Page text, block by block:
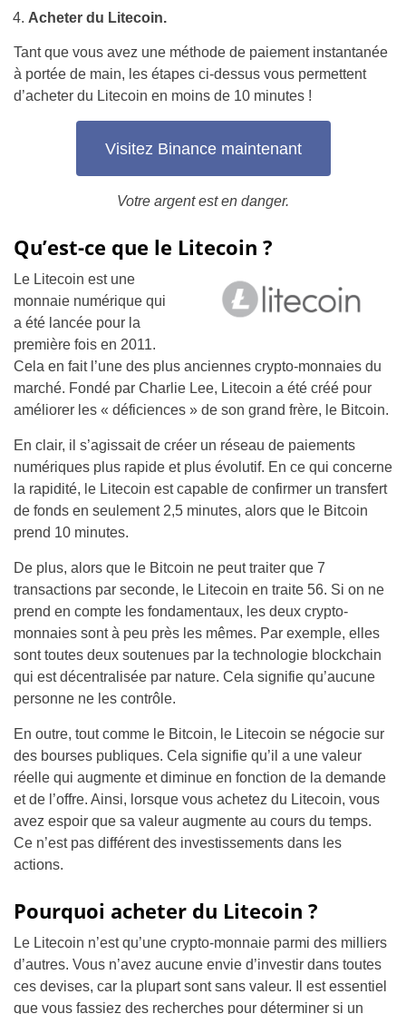
Acheter du Litecoin.
Tant que vous avez une méthode de paiement instantanée
à portée de main, les étapes ci-dessus vous permettent
d’acheter du Litecoin en moins de 10 minutes !
Visitez Binance maintenant
Votre argent est en danger.
Qu’est-ce que le Litecoin ?
Le Litecoin est une
monnaie numérique qui
a été lancée pour la
première fois en 2011.
Cela en fait l’une des plus anciennes crypto-monnaies du
marché. Fondé par Charlie Lee, Litecoin a été créé pour
améliorer les « déficiences » de son grand frère, le Bitcoin.
En clair, il s’agissait de créer un réseau de paiements
numériques plus rapide et plus évolutif. En ce qui concerne
la rapidité, le Litecoin est capable de confirmer un transfert
de fonds en seulement 2,5 minutes, alors que le Bitcoin
prend 10 minutes.
De plus, alors que le Bitcoin ne peut traiter que 7
transactions par seconde, le Litecoin en traite 56. Si on ne
prend en compte les fondamentaux, les deux crypto-
monnaies sont à peu près les mêmes. Par exemple, elles
sont toutes deux soutenues par la technologie blockchain
qui est décentralisée par nature. Cela signifie qu’aucune
personne ne les contrôle.
En outre, tout comme le Bitcoin, le Litecoin se négocie sur
des bourses publiques. Cela signifie qu’il a une valeur
réelle qui augmente et diminue en fonction de la demande
et de l’offre. Ainsi, lorsque vous achetez du Litecoin, vous
avez espoir que sa valeur augmente au cours du temps.
Ce n’est pas différent des investissements dans les
actions.
Pourquoi acheter du Litecoin ?
Le Litecoin n’est qu’une crypto-monnaie parmi des milliers
d’autres. Vous n’avez aucune envie d’investir dans toutes
ces devises, car la plupart sont sans valeur. Il est essentiel
que vous fassiez des recherches pour déterminer si un